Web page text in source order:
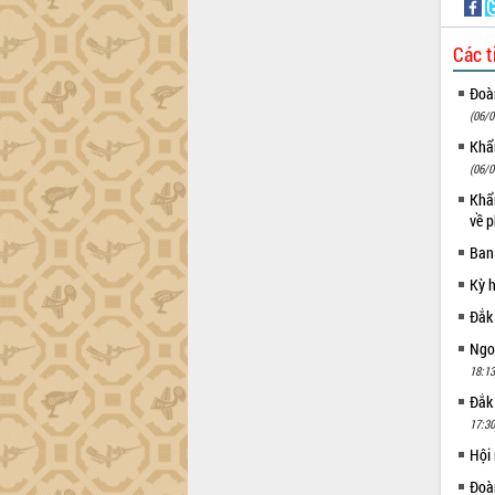
Các
(06/
(06/
về
Kỳ
Hội